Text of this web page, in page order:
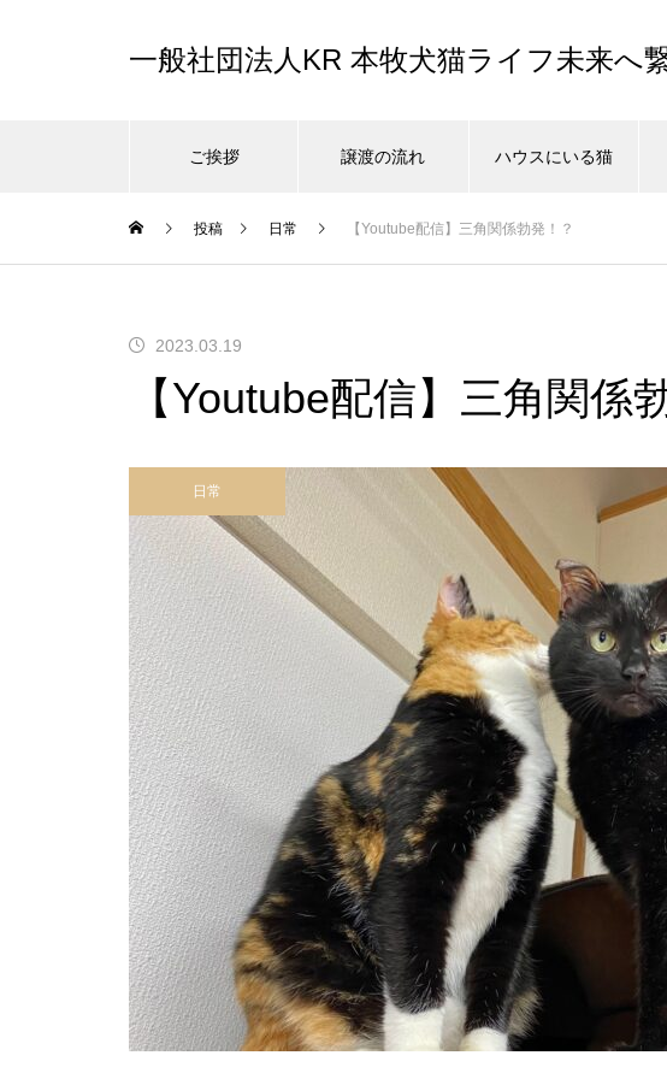
一般社団法人KR 本牧犬猫ライフ未来へ
ご挨拶 譲渡の流れ ハウスにいる猫
投稿 日常 【Youtube配信】三角関係勃発！？
2023.03.19
【Youtube配信】三角関係
日常